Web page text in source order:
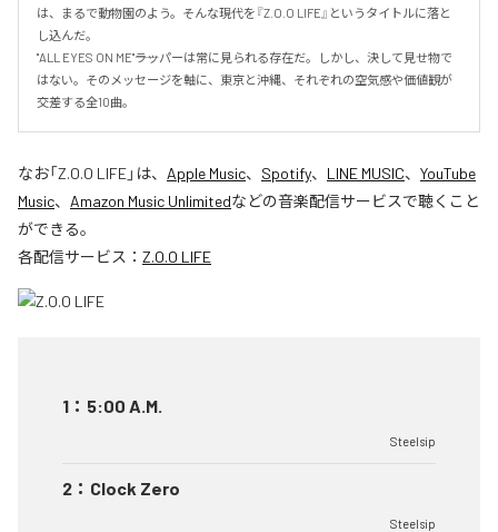
は、まるで動物園のよう。そんな現代を『Z.O.O LIFE』というタイトルに落と
し込んだ。
"ALL EYES ON ME"――ラッパーは常に見られる存在だ。しかし、決して見せ物で
はない。そのメッセージを軸に、東京と沖縄、それぞれの空気感や価値観が
交差する全10曲。
なお「Z.O.O LIFE」は、 Apple Music、 Spotify、 LINE MUSIC、 YouTube
Music、 Amazon Music Unlimitedなどの音楽配信サービスで聴くこと
ができる。
各配信サービス： Z.O.O LIFE
1 ： 5:00 A.M.
Steelsip
2 ： Clock Zero
Steelsip